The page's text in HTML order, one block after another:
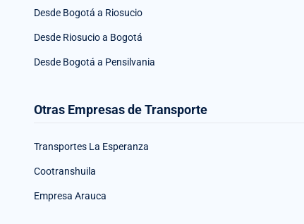
Desde Bogotá a Riosucio
Desde Riosucio a Bogotá
Desde Bogotá a Pensilvania
Otras Empresas de Transporte
Transportes La Esperanza
Cootranshuila
Empresa Arauca